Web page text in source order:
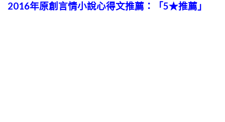
2016年原創言情小說心得文推薦：「5★推薦」